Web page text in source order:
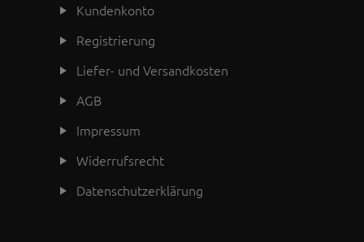
Kundenkonto
Registrierung
Liefer- und Versandkosten
AGB
Impressum
Widerrufsrecht
Datenschutzerklärung